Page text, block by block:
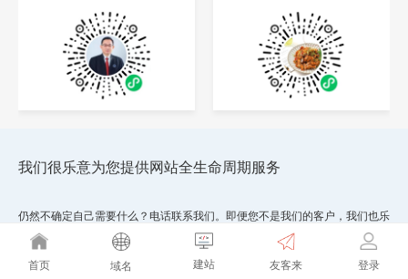
我们很乐意为您提供网站全生命周期服务
仍然不确定自己需要什么？电话联系我们。即便您不是我们的客户，我们也乐
意为您效劳。我们在此恭候您的来电。请致电联系我们。
首页
域名 建站 友客来 登录